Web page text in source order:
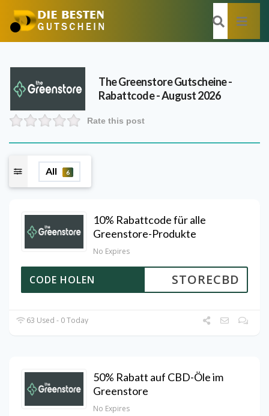
The GreenstoreGutscheine -
Rabattcode - August 2026
Rate this post
All 6
10% Rabattcode für alle
Greenstore-Produkte
No Expires
STORECBD
CODE HOLEN
63 Used - 0 Today
50% Rabatt auf CBD-Öle im
Greenstore
No Expires